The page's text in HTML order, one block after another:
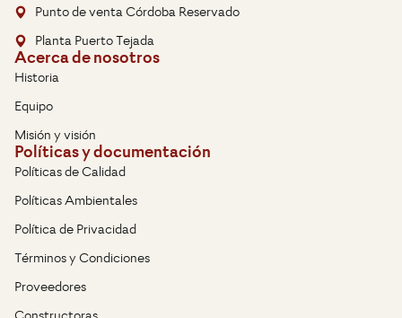
Punto de venta Córdoba Reservado
Planta Puerto Tejada
Acerca de nosotros
Historia
Equipo
Misión y visión
Políticas y documentación
Políticas de Calidad
Políticas Ambientales
Política de Privacidad
Términos y Condiciones
Proveedores